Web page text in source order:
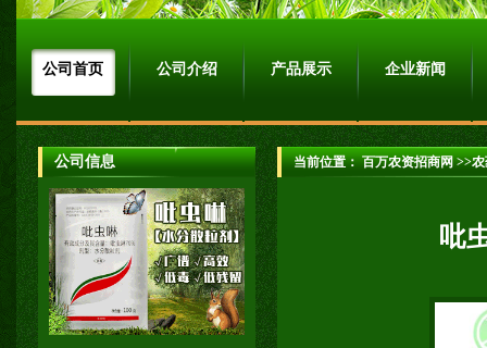
公司首页 公司介绍 产品展示 企业新闻
公司信息 当前位置：百万农资招商网>>农
吡